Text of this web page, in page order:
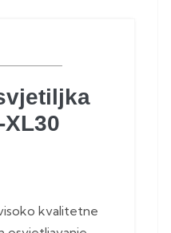
XL30
kvalitetne